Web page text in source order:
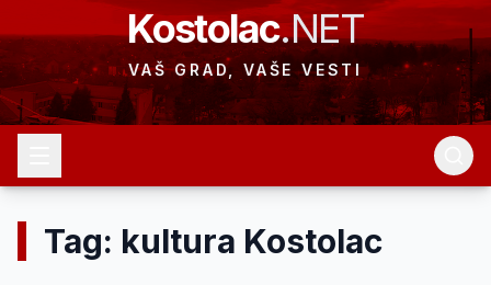
Kostolac.NET
VAŠ GRAD, VAŠE VESTI
Tag: kultura Kostolac